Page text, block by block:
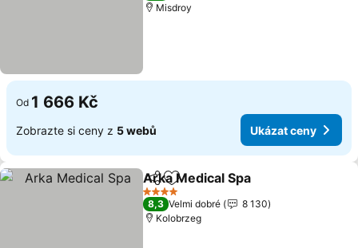
Misdroy
Od 1 666 Kč
Zobrazte si ceny z 5 webů Ukázat ceny
SdíletPřidat na seznam oblíbených
Arka Medical Spa
4 Počet hvězdiček
8,3 Velmi dobré
8 130
Kolobrzeg